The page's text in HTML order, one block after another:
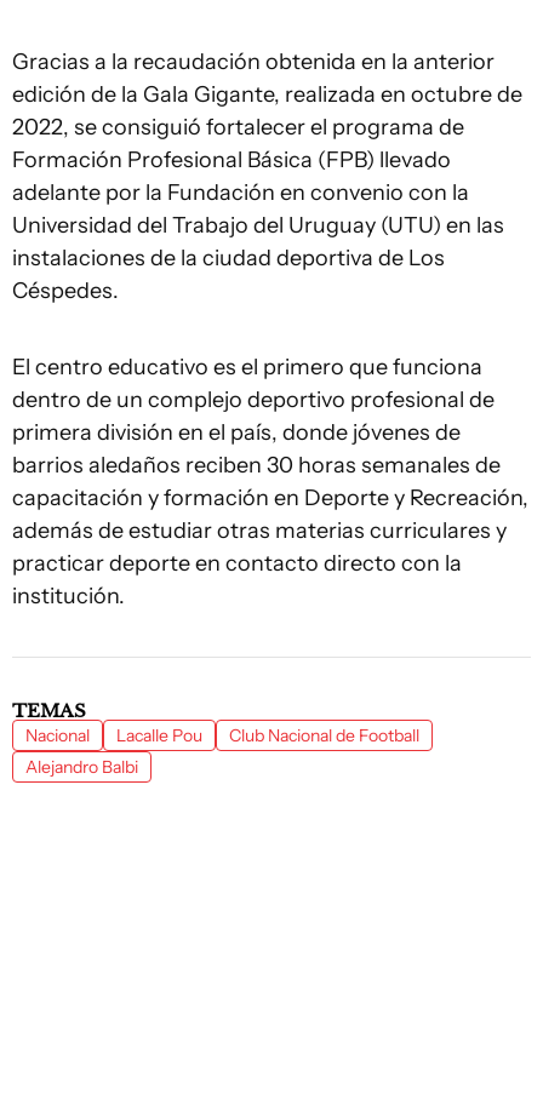
Gracias a la recaudación obtenida en la anterior
edición de la Gala Gigante, realizada en octubre de
2022, se consiguió fortalecer el programa de
Formación Profesional Básica (FPB) llevado
adelante por la Fundación en convenio con la
Universidad del Trabajo del Uruguay (UTU) en las
instalaciones de la ciudad deportiva de Los
Céspedes.
El centro educativo es el primero que funciona
dentro de un complejo deportivo profesional de
primera división en el país, donde jóvenes de
barrios aledaños reciben 30 horas semanales de
capacitación y formación en Deporte y Recreación,
además de estudiar otras materias curriculares y
practicar deporte en contacto directo con la
institución.
TEMAS
Nacional Lacalle Pou
Club Nacional de Football
Alejandro Balbi